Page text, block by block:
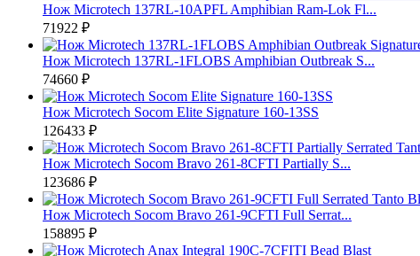
Нож Microtech 137RL-10APFL Amphibian Ram-Lok Fl...
71922 ₽
Нож Microtech 137RL-1FLOBS Amphibian Outbreak S...
74660 ₽
Нож Microtech Socom Elite Signature 160-13SS
126433 ₽
Нож Microtech Socom Bravo 261-8CFTI Partially S...
123686 ₽
Нож Microtech Socom Bravo 261-9CFTI Full Serrat...
158895 ₽